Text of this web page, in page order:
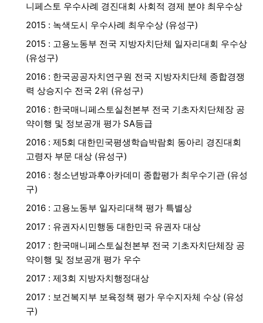
니페스토 우수사례 경진대회 사회적 경제 분야 최우수상
2015 : 녹색도시 우수사례 최우수상 (유성구)
2015 : 고용노동부 전국 지방자치단체 일자리대회 우수상
(유성구)
2016 : 한국공공자치연구원 전국 지방자치단체 종합경쟁
력 상승지수 전국 2위 (유성구)
2016 : 한국매니페스토실천본부 전국 기초자치단체장 공
약이행 및 정보공개 평가 SA등급
2016 : 제5회 대한민국평생학습박람회 동아리 경진대회
고령자 부문 대상 (유성구)
2016 : 청소년방과후아카데미 종합평가 최우수기관 (유성
구)
2016 : 고용노동부 일자리대책 평가 특별상
2017 : 유권자시민행동 대한민국 유권자 대상
2017 : 한국매니페스토실천본부 전국 기초자치단체장 공
약이행 및 정보공개 평가 우수
2017 : 제3회 지방자치행정대상
2017 : 보건복지부 보육정책 평가 우수지자체 수상 (유성
구)